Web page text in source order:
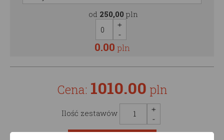
od 250,00 pln
0.00 pln
Cena: 1010.00 pln
Ilość zestawów